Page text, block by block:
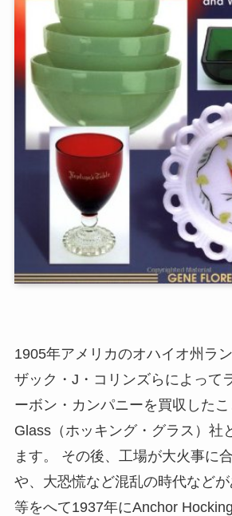
1905年アメリカのオハイオ州ラ
ザック・J・コリンズらによって
ーボン・カンパニーを買収した
Glass（ホッキング・グラス）社
ます。 その後、工場が大火事に
や、大恐慌など混乱の時代など
等をへて1937年にAnchor